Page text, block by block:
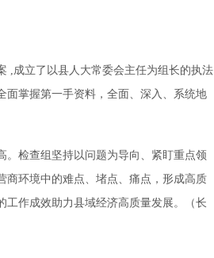
,成立了以县人大常委会主任为组长的执法
面掌握第一手资料，全面、深入、系统地
。检查组坚持以问题为导向、紧盯重点领
商环境中的难点、堵点、痛点，形成高质
作成效助力县域经济高质量发展。
（长